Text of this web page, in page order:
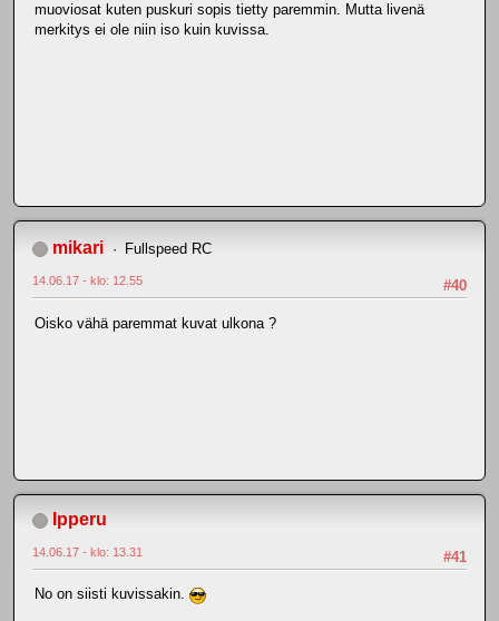
muoviosat kuten puskuri sopis tietty paremmin. Mutta livenä
merkitys ei ole niin iso kuin kuvissa.
mikari Fullspeed RC
#40
14.06.17 - klo: 12.55
Oisko vähä paremmat kuvat ulkona ?
Ipperu
#41
14.06.17 - klo: 13.31
No on siisti kuvissakin.